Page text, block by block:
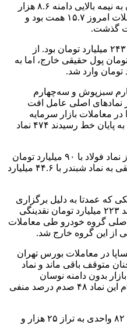
در حالی که ارزش کل بورس تهران به نیمه بالایی دامنه ۸.۶ هزار
همت عقب‌گرد داشت، ارزش معاملات امروز ۱۵.۷ همت بود و
خالص خروج پول حقیقی یک‌هزار و ۲۴۳ میلیارد تومان بود. از
نیز ۹۶ میلیارد تومان پول حقیقی خارج، اما به
سبزپوش و سه‌چهارم
نمادهای اصلی عامل افت
معاملات بازار سرمایه
گرفت، در حالی که ۱۳۷ نماد مثبت به پایان خط رسیدند ۴۷۴ نماد
بیشترین میزان خروج پول حقیقی از نماد فولاد با ۹۰ میلیارد تومان
بود و بیشترین میزان ورود پول حقیقی به نماد شبندر با ۴۴.۶ میلیارد
که عمدتا به دلیل برگزاری
مجامع عمومی سالیانه متوقف بودند ۲۲۳ میلیارد تومان نقدینگی
گروه خودرو طی معاملات
در معاملات بورس تهران
متوقف باقی ماند و نماد
بدون دامنه نوسان
بازگشایی ولی در نهایت ارزش سهام این نماد ۴۸ صدم درصد منفی
شاخص فرابورس نیز امروز با افت ۸۲ واحدی به تراز ۲۵ هزار و